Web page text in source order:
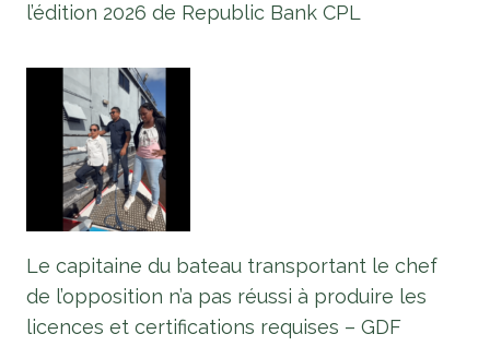
l’édition 2026 de Republic Bank CPL
Le capitaine du bateau transportant le chef
de l’opposition n’a pas réussi à produire les
licences et certifications requises – GDF